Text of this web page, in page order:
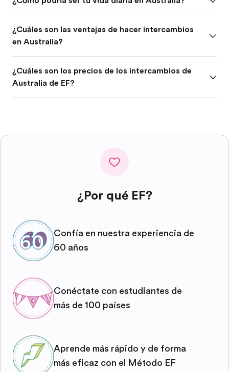
¿Cuáles son las ventajas de hacer intercambios
en Australia?
¿Cuáles son los precios de los intercambios de
Australia de EF?
¿Por qué EF?
Confía en nuestra experiencia de
60 años
Conéctate con estudiantes de
más de 100 países
Aprende más rápido y de forma
más eficaz con el Método EF